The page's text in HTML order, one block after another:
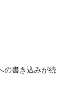
の書き込みが続